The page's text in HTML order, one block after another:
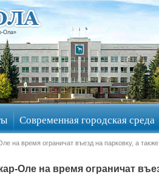
Ола»
Современная городская среда
на время ограничат въезд на парковку, а также
Оле на время ограничат